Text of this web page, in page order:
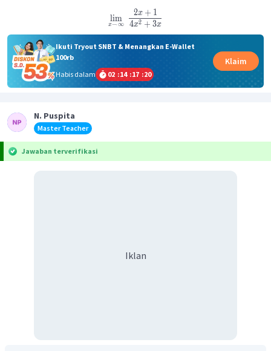
x→∞
lim
4x2 + 3x
2x + 1
Ikuti Tryout SNBT & Menangkan E-Wallet
100rb
Habis dalam
02 :14 :17 :20
Klaim
N. Puspita
Master Teacher
Jawaban terverifikasi
Iklan